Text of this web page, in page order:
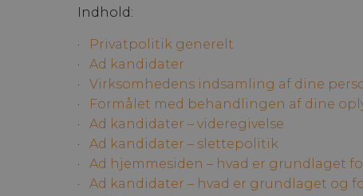
Indhold:
Privatpolitik generelt
Ad kandidater
Virksomhedens indsamling af dine
Formålet med behandlingen af dine
Ad kandidater – videregivelse
Ad kandidater – slettepolitik
Ad hjemmesiden – hvad er grundlaget
Ad kandidater – hvad er grundlaget og